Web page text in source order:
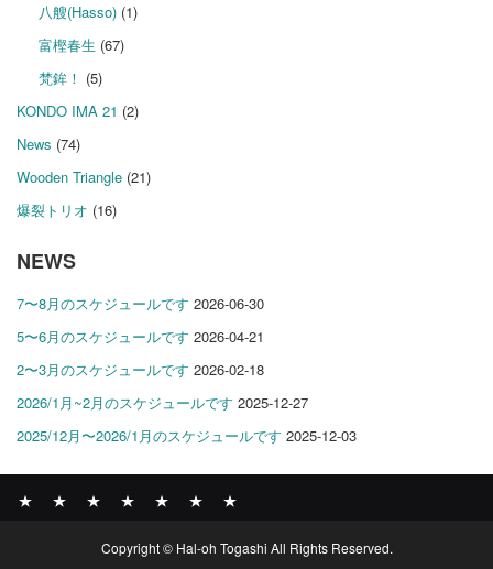
八艘(Hasso)(1)
富樫春生 (67)
梵鉾！ (5)
KONDO IMA 21 (2)
News (74)
Wooden Triangle (21)
爆裂トリオ (16)
NEWS
7〜8月のスケジュールです 2026-06-30
5〜6月のスケジュールです 2026-04-21
2〜3月のスケジュールです 2026-02-18
2026/1月~2月のスケジュールです 2025-12-27
2025/12月〜2026/1月のスケジュールです 2025-12-03
RECORDS
PROFILE
Copyright © Hal-oh Togashi All Rights Reserved.